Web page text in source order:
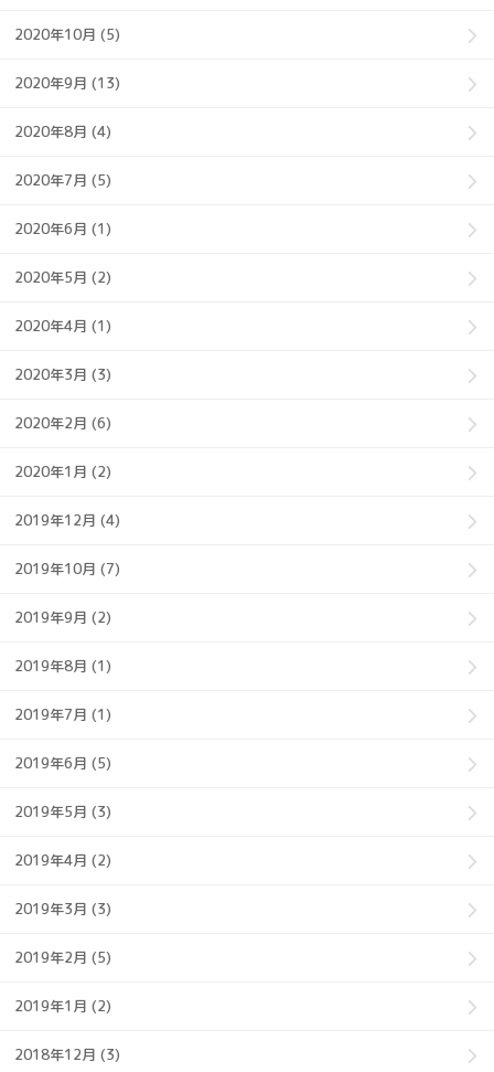
2020年10月 (5)
2020年9月 (13)
2020年8月 (4)
2020年7月 (5)
2020年6月 (1)
2020年5月 (2)
2020年4月 (1)
2020年3月 (3)
2020年2月 (6)
2020年1月 (2)
2019年12月 (4)
2019年10月 (7)
2019年9月 (2)
2019年8月 (1)
2019年7月 (1)
2019年6月 (5)
2019年5月 (3)
2019年4月 (2)
2019年3月 (3)
2019年2月 (5)
2019年1月 (2)
2018年12月 (3)